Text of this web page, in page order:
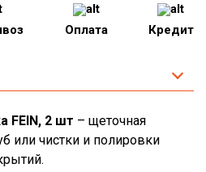
Оплата Кредит
FEIN, 2 шт – щеточная
или чистки и полировки